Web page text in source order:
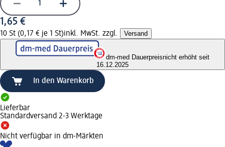
1,65 €
10 St (0,17 € je 1 St)inkl. MwSt. zzgl. Versand
dm-med Dauerpreisnicht erhöht seit
16.12.2025
In den Warenkorb
Lieferbar
Standardversand 2-3 Werktage
Nicht verfügbar in dm-Märkten